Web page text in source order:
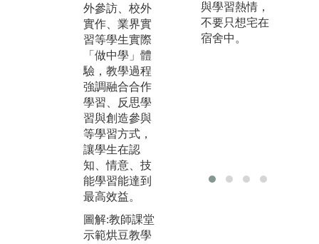
外參訪、校外
實作、業界實
習等學生實際
「做中學」體
驗，教學過程
強調融合合作
學習、反思學
習與創造參與
等學習方式，
讓學生在認
知、情意、技
能學習能達到
最高效益。
圖解:教師課堂
示範烘豆教學
版權:江昱仁
與學習熱情，
不要只想宅在
宿舍中。